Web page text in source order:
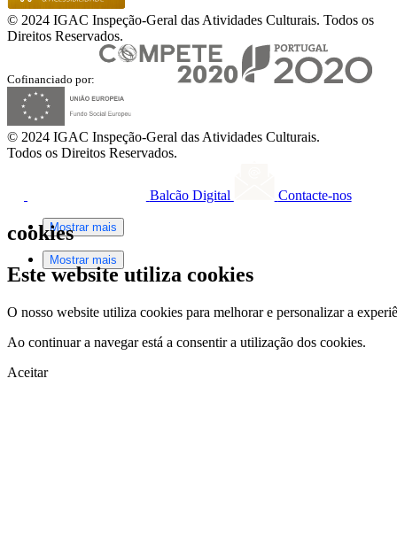
© 2024 IGAC Inspeção-Geral das Atividades Culturais. Todos os
Direitos Reservados.
Cofinanciado por:
© 2024 IGAC Inspeção-Geral das Atividades Culturais.
Todos os Direitos Reservados.
Balcão Digital Contacte-nos
cookies
Este website utiliza cookies
O nosso website utiliza cookies para melhorar e personalizar a
Ao continuar a navegar está a consentir a utilização dos cookies.
Aceitar
Mostrar mais
Mostrar mais